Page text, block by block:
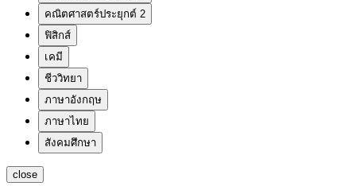
คณิตศาสตร์ประยุกต์ 2
ฟิสิกส์
เคมี
ชีววิทยา
ภาษาอังกฤษ
ภาษาไทย
สังคมศึกษา
close